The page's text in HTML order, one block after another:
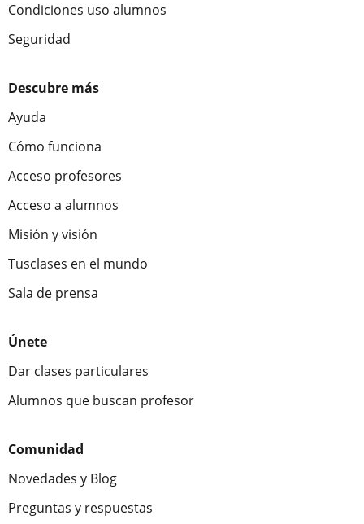
Condiciones uso alumnos
Seguridad
Descubre más
Ayuda
Cómo funciona
Acceso profesores
Acceso a alumnos
Misión y visión
Tusclases en el mundo
Sala de prensa
Únete
Dar clases particulares
Alumnos que buscan profesor
Comunidad
Novedades y Blog
Preguntas y respuestas